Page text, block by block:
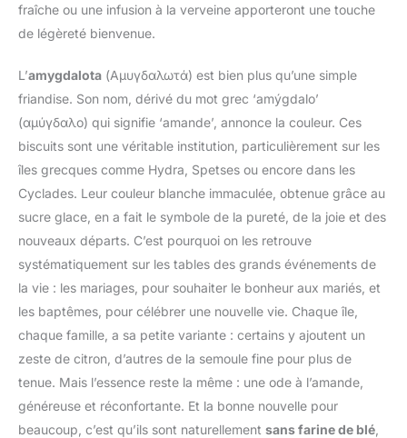
fraîche ou une infusion à la verveine apporteront une touche
de légèreté bienvenue.
L’amygdalota (Αμυγδαλωτά) est bien plus qu’une simple
friandise. Son nom, dérivé du mot grec ‘amýgdalo’
(αμύγδαλο) qui signifie ‘amande’, annonce la couleur. Ces
biscuits sont une véritable institution, particulièrement sur les
îles grecques comme Hydra, Spetses ou encore dans les
Cyclades. Leur couleur blanche immaculée, obtenue grâce au
sucre glace, en a fait le symbole de la pureté, de la joie et des
nouveaux départs. C’est pourquoi on les retrouve
systématiquement sur les tables des grands événements de
la vie : les mariages, pour souhaiter le bonheur aux mariés, et
les baptêmes, pour célébrer une nouvelle vie. Chaque île,
chaque famille, a sa petite variante : certains y ajoutent un
zeste de citron, d’autres de la semoule fine pour plus de
tenue. Mais l’essence reste la même : une ode à l’amande,
généreuse et réconfortante. Et la bonne nouvelle pour
beaucoup, c’est qu’ils sont naturellement sans farine de blé